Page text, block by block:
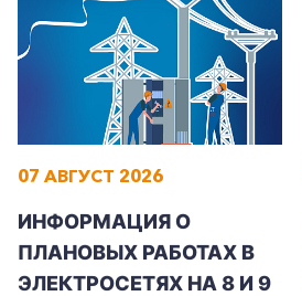
Заказать обратный звонок
Корпоративным клиентам
07 АВГУСТ 2026
ИНФОРМАЦИЯ О
ПЛАНОВЫХ РАБОТАХ В
ЭЛЕКТРОСЕТЯХ НА 8 И 9